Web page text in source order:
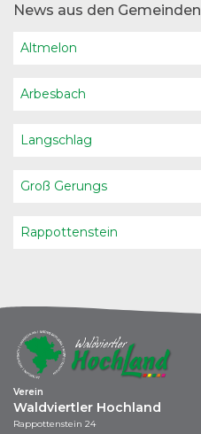
News aus den Gemeinden
Altmelon
Arbesbach
Langschlag
Groß Gerungs
Rappottenstein
Verein
Waldviertler Hochland
Rappottenstein 24